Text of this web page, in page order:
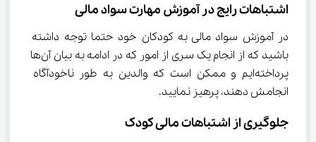
اشتباهات رایج در آموزش مهارت سواد مالی
در آموزش سواد مالی به کودکان خود حتما توجه داشته
باشید که از انجام یک سری از امور که در ادامه به بیان آن‌ها
پرداخته‌ایم و ممکن است که والدین به طور ناخودآگاه
انجامش دهند، پرهیز نمایید.
جلوگیری از اشتباهات مالی کودک